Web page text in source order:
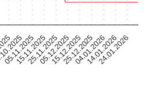
05.11.2025
15.11.2025
25.11.2025
05.12.2025
15.12.2025
25.12.2025
04.01.2026
14.01.2026
24.01.2026